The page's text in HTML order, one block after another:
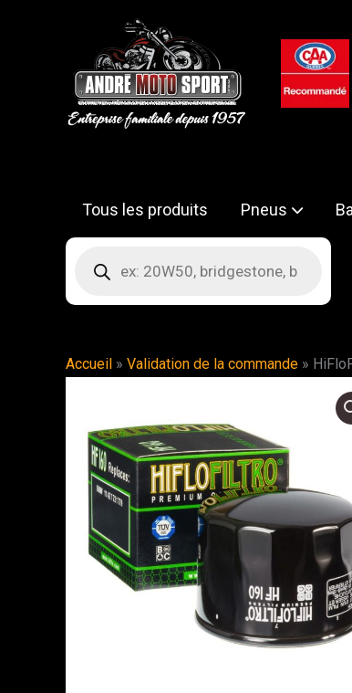
Tous les produits Pneus
Recherche
produits
Accueil » Validation de la commande »